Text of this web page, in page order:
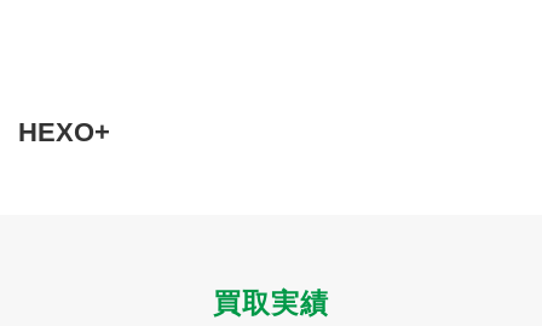
プライバシーポリシー
規約・同意書
HEXO+
買取実績